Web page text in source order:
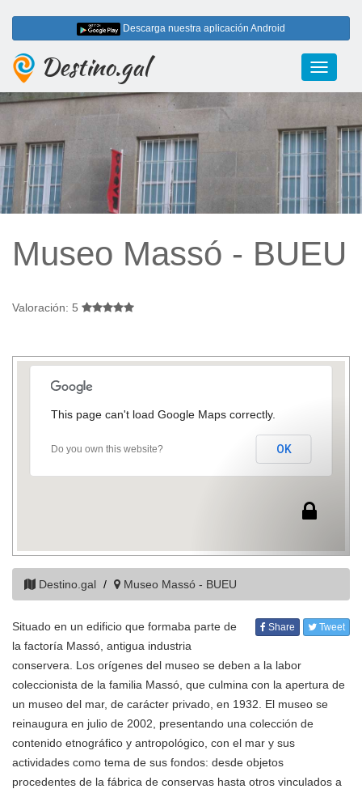
Descarga nuestra aplicación Android
Toggle
Destino.gal
Museo Massó - BUEU
Valoración: 5
This page can't load Google Maps correctly.
Do you own this website? OK
Destino.gal Museo Massó - BUEU
Share Tweet
Situado en un edificio que formaba parte de
la factoría Massó, antigua industria
conservera. Los orígenes del museo se deben a la labor
coleccionista de la familia Massó, que culmina con la apertura de
un museo del mar, de carácter privado, en 1932. El museo se
reinaugura en julio de 2002, presentando una colección de
contenido etnográfico y antropológico, con el mar y sus
actividades como tema de sus fondos: desde objetos
procedentes de la fábrica de conservas hasta otros vinculados a